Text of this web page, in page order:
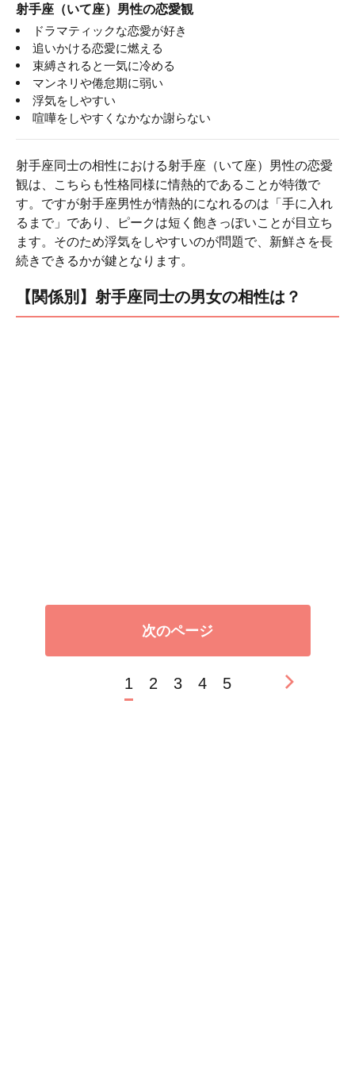
射手座（いて座）男性の恋愛観
ドラマティックな恋愛が好き
追いかける恋愛に燃える
束縛されると一気に冷める
マンネリや倦怠期に弱い
浮気をしやすい
喧嘩をしやすくなかなか謝らない
射手座同士の相性における射手座（いて座）男性の恋愛
観は、こちらも性格同様に情熱的であることが特徴で
す。ですが射手座男性が情熱的になれるのは「手に入れ
るまで」であり、ピークは短く飽きっぽいことが目立ち
ます。そのため浮気をしやすいのが問題で、新鮮さを長
続きできるかが鍵となります。
【関係別】射手座同士の男女の相性は？
次のページ
1 2 3 4 5